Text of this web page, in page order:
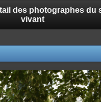
des photographes du
vivant